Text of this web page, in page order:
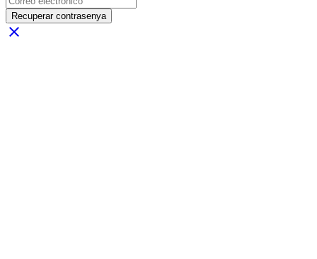
Recuperar contrasenya
close